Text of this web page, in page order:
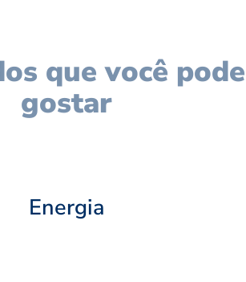
que você pode
gostar
Energia